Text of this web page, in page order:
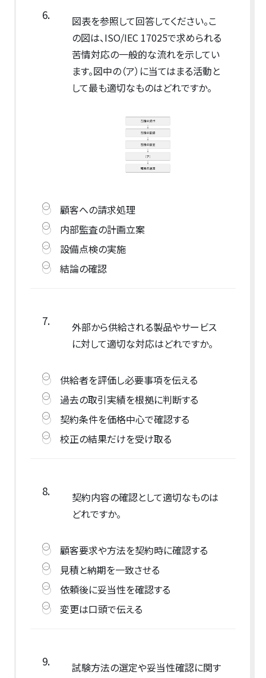
6.
図表を参照して回答してください。こ
の図は、ISO/IEC 17025で求められる
苦情対応の一般的な流れを示してい
ます。図中の（ア）に当てはまる活動と
して最も適切なものはどれですか。
顧客への請求処理
内部監査の計画立案
設備点検の実施
結論の確認
7.
外部から供給される製品やサービス
に対して適切な対応はどれですか。
供給者を評価し必要事項を伝える
過去の取引実績を根拠に判断する
契約条件を価格中心で確認する
校正の結果だけを受け取る
8.
契約内容の確認として適切なものは
どれですか。
顧客要求や方法を契約時に確認する
見積と納期を一致させる
依頼後に妥当性を確認する
変更は口頭で伝える
9.
試験方法の選定や妥当性確認に関す